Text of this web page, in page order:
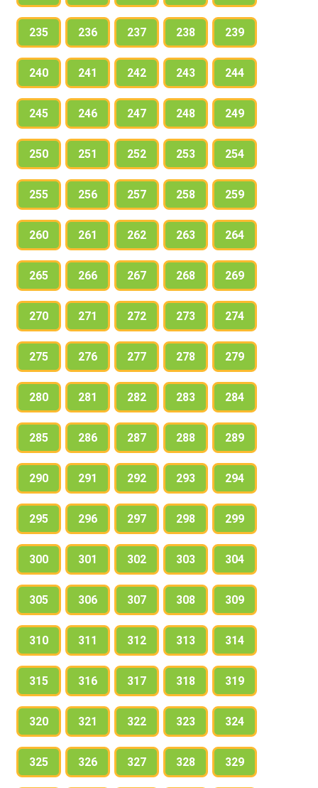
235 236 237 238 239
240 241 242 243 244
245 246 247 248 249
250 251 252 253 254
255 256 257 258 259
260 261 262 263 264
265 266 267 268 269
270 271 272 273 274
275 276 277 278 279
280 281 282 283 284
285 286 287 288 289
290 291 292 293 294
295 296 297 298 299
300 301 302 303 304
305 306 307 308 309
310 311 312 313 314
315 316 317 318 319
320 321 322 323 324
325 326 327 328 329